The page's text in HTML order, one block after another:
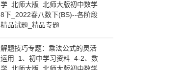
学_北师大版_北师大版初中数学
8下_2022春八数下(BS)--各阶段
精品试题_精品专题
解题技巧专题：乘法公式的灵活
运用_1、初中学习资料_4-2、数